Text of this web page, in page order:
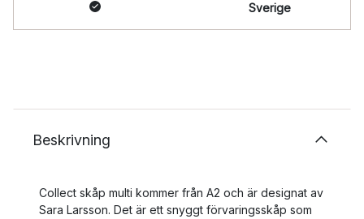
Sverige
Beskrivning
Collect skåp multi kommer från A2 och är designat av
Sara Larsson. Det är ett snyggt förvaringsskåp som